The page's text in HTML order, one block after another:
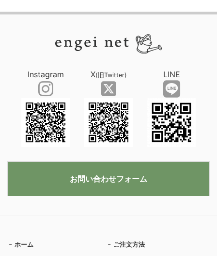
ホーム ご注文方法
Instagram X(旧Twitter) LINE
お問い合わせフォーム